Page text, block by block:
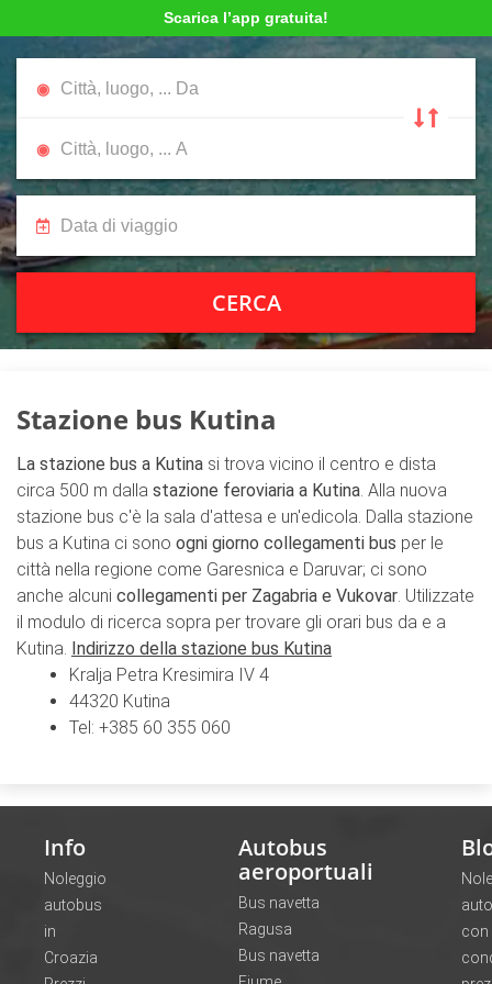
Scarica l’app gratuita!
CERCA
Stazione bus Kutina
La stazione bus a Kutina si trova vicino il centro e dista
circa 500 m dalla stazione feroviaria a Kutina. Alla nuova
stazione bus c'è la sala d'attesa e un'edicola. Dalla stazione
bus a Kutina ci sono ogni giorno collegamenti bus per le
città nella regione come Garesnica e Daruvar; ci sono
anche alcuni collegamenti per Zagabria e Vukovar. Utilizzate
il modulo di ricerca sopra per trovare gli orari bus da e a
Kutina. Indirizzo della stazione bus Kutina
Kralja Petra Kresimira IV 4
44320 Kutina
Tel: +385 60 355 060
Info
Noleggio
autobus
in
Croazia
Autobus
aeroportuali
Bus navetta
Ragusa
Bus navetta
con